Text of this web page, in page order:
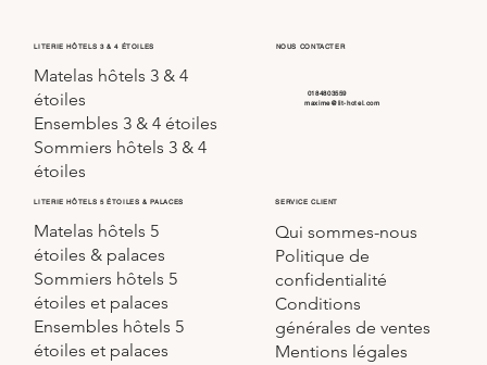
LITERIE HÔTELS 3 & 4 ÉTOILES
Matelas hôtels 3 & 4
étoiles
Sommiers hôtels 3 & 4
étoiles
Ensembles 3 & 4 étoiles
LITERIE HÔTELS 5 ÉTOILES & PALACES
Matelas hôtels 5
étoiles & palaces
Sommiers hôtels 5
étoiles et palaces
Ensembles hôtels 5
étoiles et palaces
SERVICE CLIENT
Qui sommes-nous
Politique de
confidentialité
Conditions
générales de ventes
Mentions légales
NOUS CONTACTER
0184803559
maxime@lit-hotel.com